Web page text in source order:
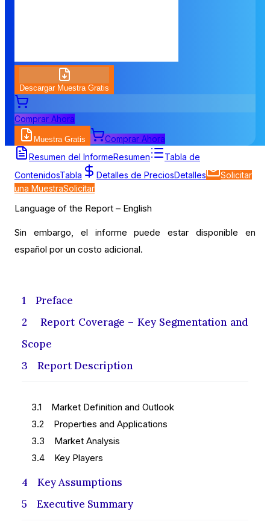
Descargar Muestra Gratis
Comprar Ahora
Muestra Gratis Comprar Ahora
Tabla de Contenidos
Resumen del InformeResumen
Tabla de
ContenidosTabla Detalles de PreciosDetalles
Solicitar
una MuestraSolicitar
Language of the Report – English
Sin embargo, el informe puede estar disponible en
español por un costo adicional.
1 Preface
2 Report Coverage – Key Segmentation and
Scope
3 Report Description
3.1 Market Definition and Outlook
3.2 Properties and Applications
3.3 Market Analysis
3.4 Key Players
4 Key Assumptions
5 Executive Summary